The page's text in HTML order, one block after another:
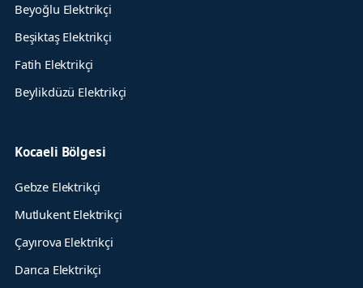
Beyoğlu Elektrikçi
Beşiktaş Elektrikçi
Fatih Elektrikçi
Beylikdüzü Elektrikçi
Kocaeli Bölgesi
Gebze Elektrikçi
Mutlukent Elektrikçi
Çayırova Elektrikçi
Darıca Elektrikçi